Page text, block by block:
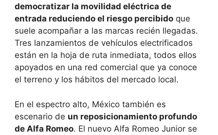
democratizar la movilidad eléctrica de
entrada reduciendo el riesgo percibido que
suele acompañar a las marcas recién llegadas.
Tres lanzamientos de vehículos electrificados
están en la hoja de ruta inmediata, todos ellos
apoyados en una red comercial que ya conoce
el terreno y los hábitos del mercado local.
En el espectro alto, México también es
escenario de un reposicionamiento profundo
de Alfa Romeo. El nuevo Alfa Romeo Junior se